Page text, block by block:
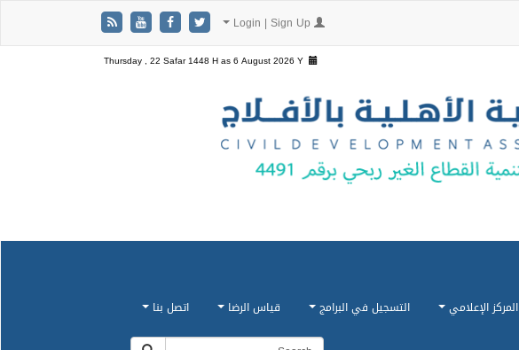
Thursday , 22 Safar 1448 H as6 August 2026 Y
المركز الإعلامي التسجيل في البرامج قياس الرضا اتصل بنا